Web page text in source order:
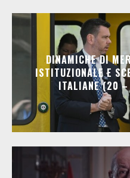
DINAMICHE DI
ISTITUZIONALE E
ITALIANE (20